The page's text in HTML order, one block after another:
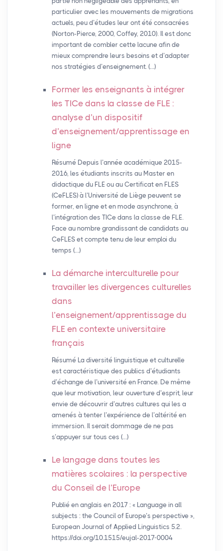
particulier avec les mouvements de migrations
actuels, peu d’études leur ont été consacrées
(Norton-Pierce, 2000, Coffey, 2010). Il est donc
important de combler cette lacune afin de
mieux comprendre leurs besoins et d’adapter
nos stratégies d’enseignement. (…)
Former les enseignants à intégrer
les TICe dans la classe de FLE :
analyse d’un dispositif
d’enseignement/apprentissage en
ligne
Résumé Depuis l’année académique 2015-
2016, les étudiants inscrits au Master en
didactique du FLE ou au Certificat en FLES
(CeFLES) à l’Université de Liège peuvent se
former, en ligne et en mode asynchrone, à
l’intégration des TICe dans la classe de FLE.
Face au nombre grandissant de candidats au
CeFLES et compte tenu de leur emploi du
temps (…)
La démarche interculturelle pour
travailler les divergences culturelles
dans
l’enseignement/apprentissage du
FLE en contexte universitaire
français
Résumé La diversité linguistique et culturelle
est caractéristique des publics d’étudiants
d’échange de l’université en France. De même
que leur motivation, leur ouverture d’esprit, leur
envie de découvrir d’autres cultures qui les a
amenés à tenter l’expérience de l’altérité en
immersion. Il serait dommage de ne pas
s’appuyer sur tous ces (…)
Le langage dans toutes les
matières scolaires : la perspective
du Conseil de l’Europe
Publié en anglais en 2017 : « Language in all
subjects : the Council of Europe’s perspective »,
European Journal of Applied Linguistics 5.2.
https://doi.org/10.1515/eujal-2017-0004